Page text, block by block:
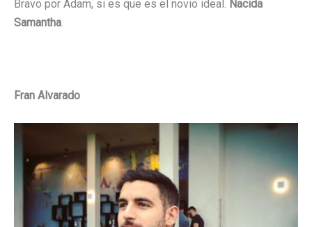
Bravo por Adam, si es que es el novio ideal.
Nacida
Samantha
Fran Alvarado